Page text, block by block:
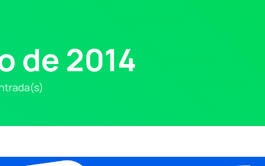
de 2014